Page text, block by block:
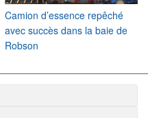
Camion d’essence repêché
avec succès dans la baie de
Robson